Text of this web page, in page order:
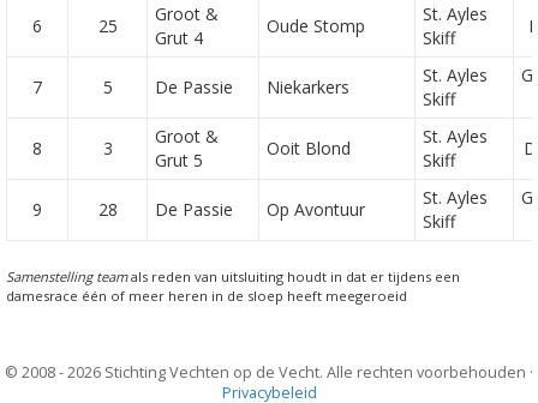
6 25
Groot &
Grut 4
Oude Stomp
St. Ayles
Skiff
7 5 De Passie Niekarkers
St. Ayles
Skiff
8 3
Groot &
Grut 5
Ooit Blond
St. Ayles
Skiff
9 28 De Passie Op Avontuur
St. Ayles
Skiff
Samenstelling teamals reden van uitsluiting houdt in dat er tijdens een
damesrace één of meer heren in de sloep heeft meegeroeid
© 2008 - 2026 Stichting Vechten op de Vecht. Alle rechten voorbehouden ·
Privacybeleid